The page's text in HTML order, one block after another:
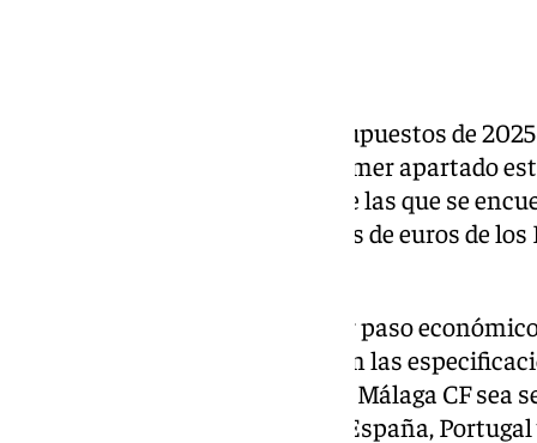
Se han hecho públicos los Presupuestos de
relacionados con Málaga. El primer apartado
en varias infraestructuras entre las que se
Andalucía destinará 10 millones de euros de
Esta pequeña parte es el primer paso
La Rosaleda, cumpliendo así con las
FIFA de cara a que el estadio del Málaga CF
la candidatura presentada por España,